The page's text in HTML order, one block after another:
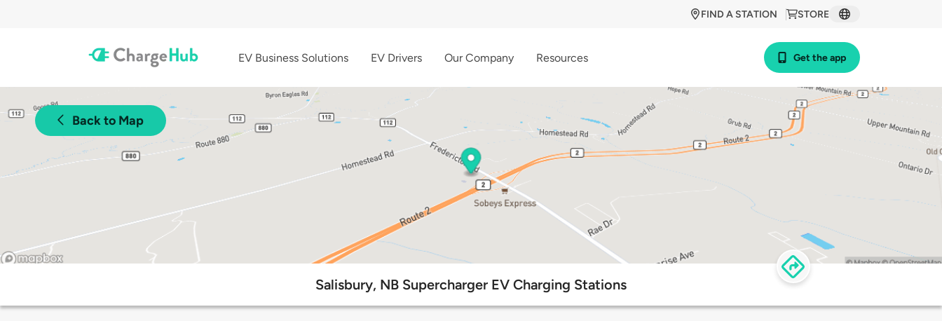
STORE
FIND A STATION
EV Business Solutions EV Drivers Our Company Resources Get the app
Back to Map
Salisbury, NB Supercharger EV Charging Stations